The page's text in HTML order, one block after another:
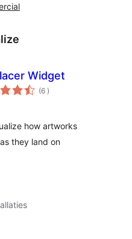
Widget
(6 aantal
beoordelingen
)
how artworks
they land on